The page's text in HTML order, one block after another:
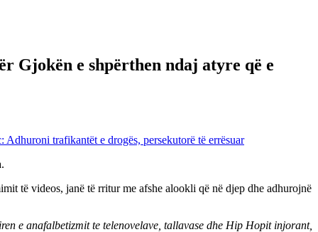
e shpërthen ndaj atyre që e
të videos, janë të rritur me afshe alookli që në djep dhe adhurojnë
e anafalbetizmit te telenovelave, tallavase dhe Hip Hopit injorant,